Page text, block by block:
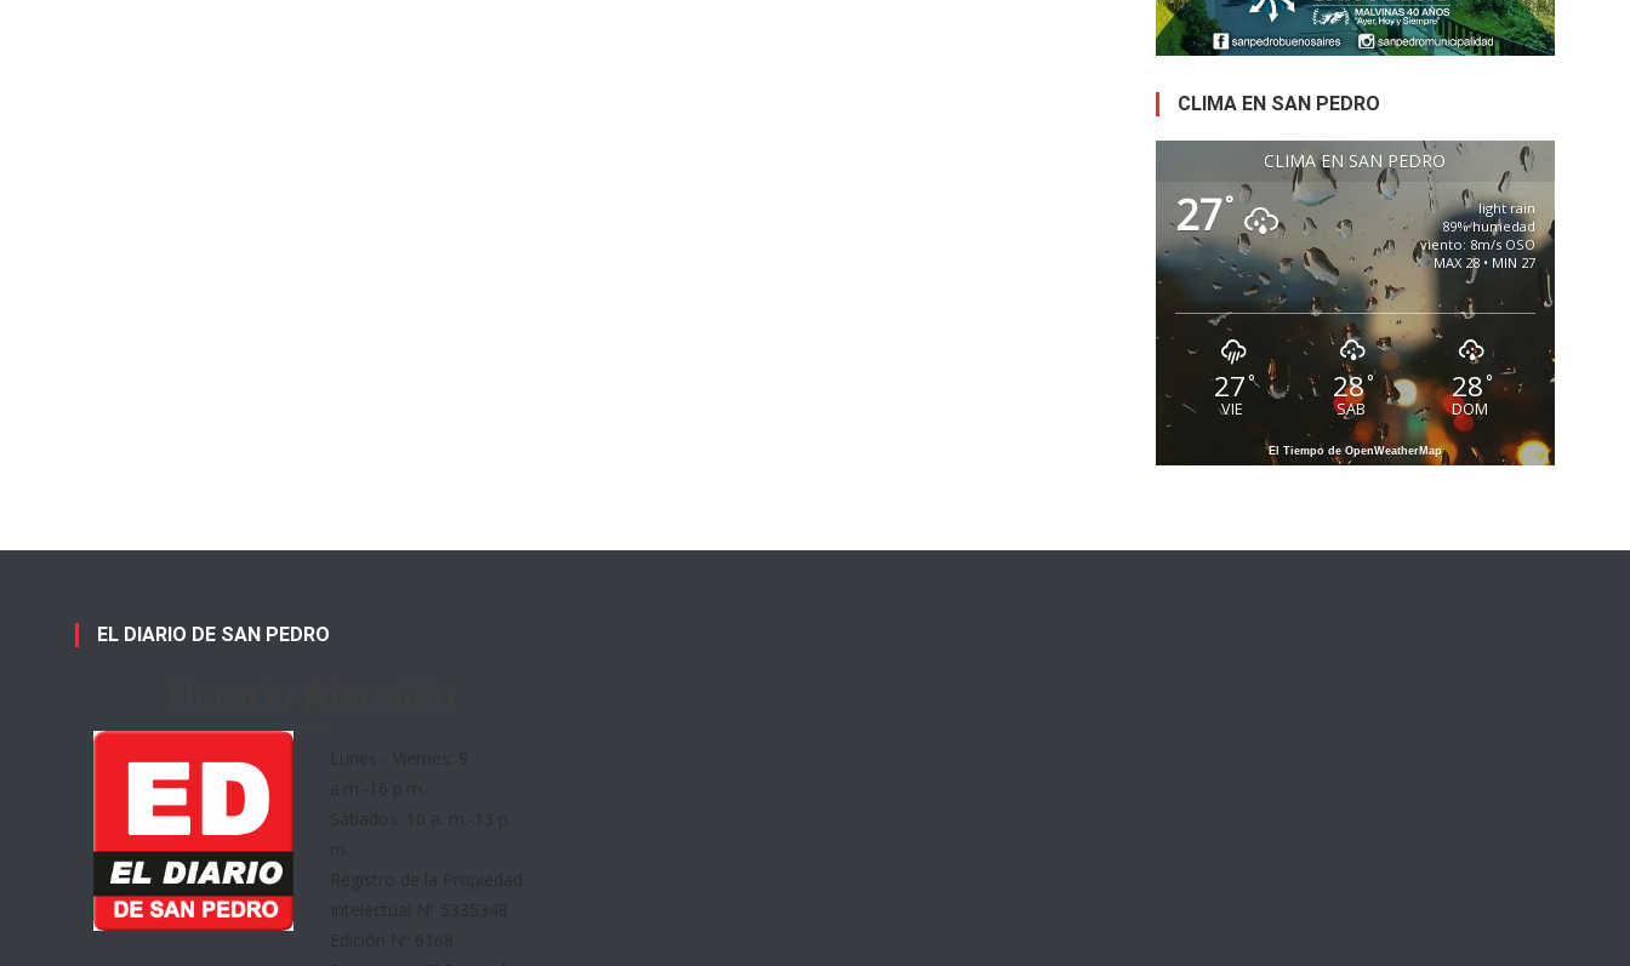
CLIMA EN SAN PEDRO
CLIMA EN SAN PEDRO
27°
light rain
89% humedad
viento: 8m/s OSO
MAX 28 • MIN 27
27°
VIE
28°
SAB
28°
DOM
El Tiempo de OpenWeatherMap
EL DIARIO DE SAN PEDRO
Lunes - Viernes: 9
a.m.-16 p.m.
Sábados: 10 a. m.-13 p.
m.
Registro de la Propiedad
Intelectual Nº 5335348
Edición Nº 6168